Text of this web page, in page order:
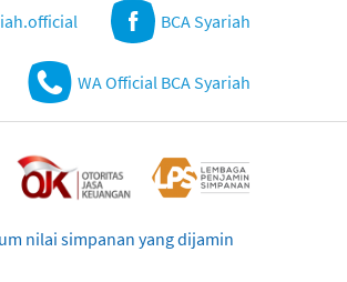
BCA Syariah
WA Official BCA Syariah
nilai simpanan yang dijamin